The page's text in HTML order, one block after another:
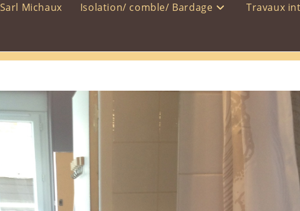
Sarl Michaux Isolation/ comble/ Bardage Travaux